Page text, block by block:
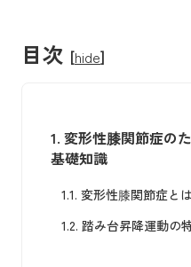
目次 [hide]
1. 変形性膝関節症の
基礎知識
1.1. 変形性膝関節症とは
1.2. 踏み台昇降運動の